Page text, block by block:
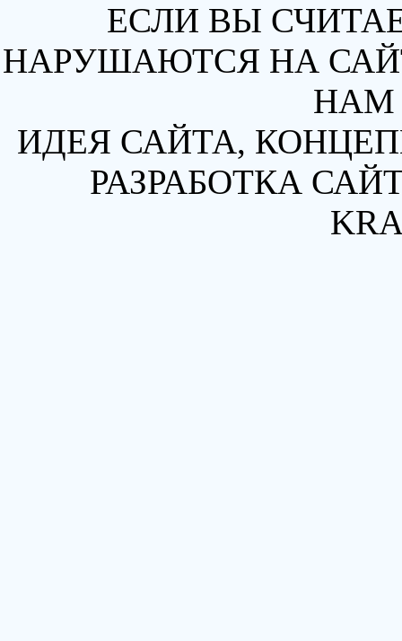
ЕСЛИ ВЫ
НАРУШАЮТСЯ НА
НАМ
ИДЕЯ САЙТА,
РАЗРАБОТКА